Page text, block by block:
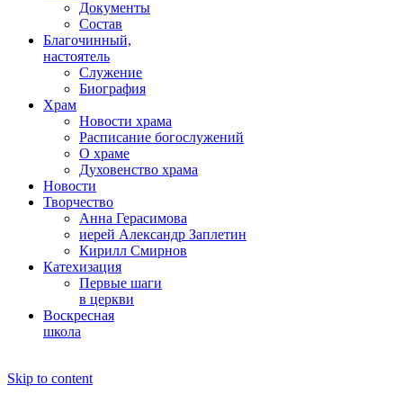
Документы
Состав
Благочинный,
настоятель
Служение
Биография
Храм
Новости храма
Расписание богослужений
О храме
Духовенство храма
Новости
Творчество
Анна Герасимова
иерей Александр Заплетин
Кирилл Смирнов
Катехизация
Первые шаги
в церкви
Воскресная
школа
Skip to content